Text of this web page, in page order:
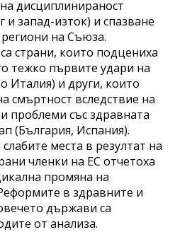
дисциплинираност
и запад-изток) и спазване
на Съюза.
страни, които подцениха
тежко първите удари на
Италия) и други, които
смъртност вследствие на
проблеми със здравната
(България, Испания).
места в резултат на
членки на ЕС отчетоха
промяна на
в здравните и
държави са
от анализа.